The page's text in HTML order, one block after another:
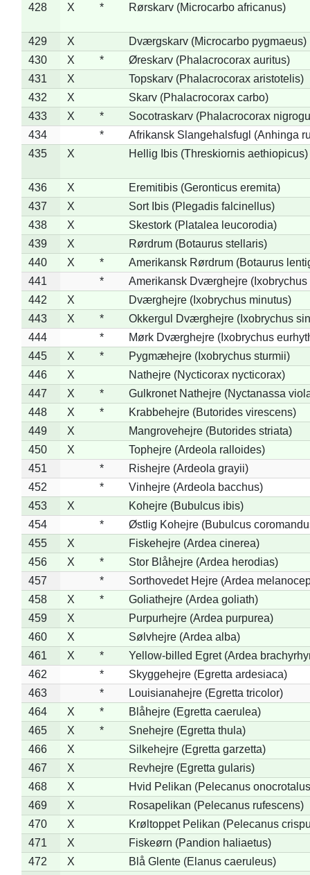
428
X * Rørskarv (Microcarbo africanus)
429 X
Dværgskarv (Microcarbo pygmaeus)
430
X *
Øreskarv (Phalacrocorax auritus)
431
X
Topskarv (Phalacrocorax aristotelis)
432
X
Skarv (Phalacrocorax carbo)
433
X *
Socotraskarv (Phalacrocorax
434
*
Afrikansk Slangehalsfugl (Anhinga
435
X Hellig Ibis (Threskiornis aethiopicus)
436 X
Eremitibis (Geronticus eremita)
437
X
Sort Ibis (Plegadis falcinellus)
438
X
Skestork (Platalea leucorodia)
439
X
Rørdrum (Botaurus stellaris)
440
X *
Amerikansk Rørdrum (Botaurus
441
*
Amerikansk Dværghejre (Ixobrychus
442
X
Dværghejre (Ixobrychus minutus)
443
X *
Okkergul Dværghejre (Ixobrychus
444
*
Mørk Dværghejre (Ixobrychus
445
X *
Pygmæhejre (Ixobrychus sturmii)
446
X
Nathejre (Nycticorax nycticorax)
447
X *
Gulkronet Nathejre (Nyctanassa
448
X *
Krabbehejre (Butorides virescens)
449
X
Mangrovehejre (Butorides striata)
450
X
Tophejre (Ardeola ralloides)
451
*
Rishejre (Ardeola grayii)
452
*
Vinhejre (Ardeola bacchus)
453
X
Kohejre (Bubulcus ibis)
454
*
Østlig Kohejre (Bubulcus
455
X
Fiskehejre (Ardea cinerea)
456
X *
Stor Blåhejre (Ardea herodias)
457
*
Sorthovedet Hejre (Ardea
458
X *
Goliathejre (Ardea goliath)
459
X
Purpurhejre (Ardea purpurea)
460
X
Sølvhejre (Ardea alba)
461
X *
Yellow-billed Egret (Ardea
462
*
Skyggehejre (Egretta ardesiaca)
463
*
Louisianahejre (Egretta tricolor)
464
X *
Blåhejre (Egretta caerulea)
465
X *
Snehejre (Egretta thula)
466
X
Silkehejre (Egretta garzetta)
467
X
Revhejre (Egretta gularis)
468
X
Hvid Pelikan (Pelecanus
469
X
Rosapelikan (Pelecanus rufescens)
470
X
Krøltoppet Pelikan (Pelecanus
471
X
Fiskeørn (Pandion haliaetus)
472
X
Blå Glente (Elanus caeruleus)